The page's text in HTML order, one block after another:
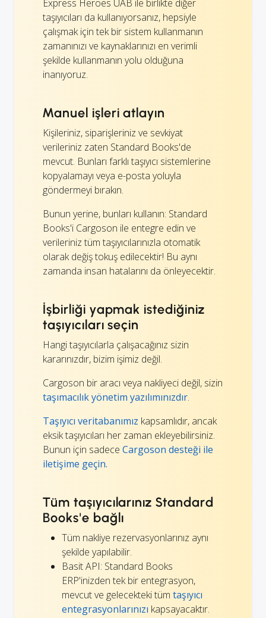
Express Heroes UAB ile birlikte diğer
taşıyıcıları da kullanıyorsanız, hepsiyle
çalışmak için tek bir sistem kullanmanın
zamanınızı ve kaynaklarınızı en verimli
şekilde kullanmanın yolu olduğuna
inanıyoruz.
Manuel işleri atlayın
Kişileriniz, siparişleriniz ve sevkiyat
verileriniz zaten Standard Books'de
mevcut. Bunları farklı taşıyıcı sistemlerine
kopyalamayı veya e-posta yoluyla
göndermeyi bırakın.
Bunun yerine, bunları kullanın: Standard
Books'i Cargoson ile entegre edin ve
verileriniz tüm taşıyıcılarınızla otomatik
olarak değiş tokuş edilecektir! Bu aynı
zamanda insan hatalarını da önleyecektir.
İşbirliği yapmak istediğiniz
taşıyıcıları seçin
Hangi taşıyıcılarla çalışacağınız sizin
kararınızdır, bizim işimiz değil.
Cargoson bir aracı veya nakliyeci değil, sizin
taşımacılık yönetim yazılımınızdır.
Taşıyıcı veritabanımız kapsamlıdır, ancak
eksik taşıyıcıları her zaman ekleyebilirsiniz.
Bunun için sadece Cargoson desteği ile
iletişime geçin.
Tüm taşıyıcılarınız Standard
Books'e bağlı
Tüm nakliye rezervasyonlarınız aynı
şekilde yapılabilir.
Basit API: Standard Books
ERP'inizden tek bir entegrasyon,
mevcut ve gelecekteki tüm taşıyıcı
entegrasyonlarınızı kapsayacaktır.